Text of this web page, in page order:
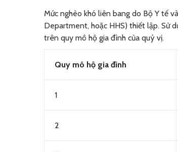
Mức nghèo khó liên bang do Bộ Y tế
Department, hoặc HHS) thiết lập. Sử
trên quy mô hộ gia đình của quý vị.
Quy mô hộ gia đình
1
2